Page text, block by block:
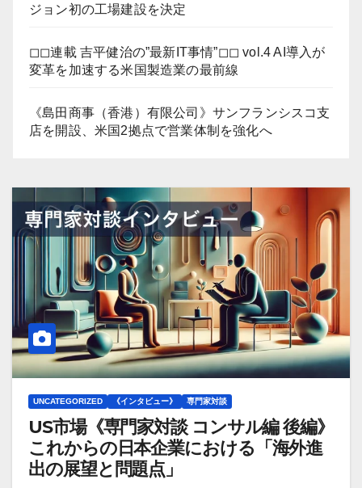
ジョン初の工場建設を決定
◻︎◻︎連載 吉平健治の”最新IT事情”◻︎◻︎ vol.4 AI導入が
変革を加速する米国製造業の最前線
《島田商事（香港）有限公司》サンフランシスコ支
店を開設、米国2拠点で営業体制を強化へ
UNCATEGORIZED 《インタビュー》 専門家対談
US市場《専門家対談 コンサル編 後編》
これからの日本企業における「海外進
出の展望と問題点」